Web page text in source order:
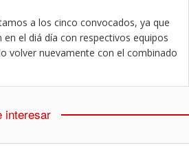
a los cinco convocados, ya que
en el diá día con respectivos equipos
volver nuevamente con el combinado
interesar